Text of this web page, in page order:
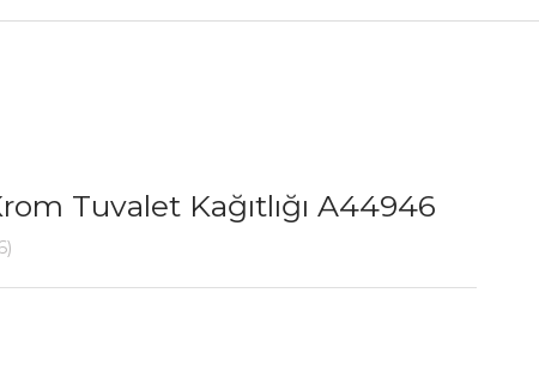
Tuvalet Kağıtlığı A44946